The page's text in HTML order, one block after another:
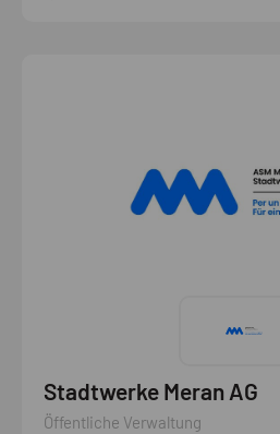
Stadtwerke Meran AG
Öffentliche Verwaltung